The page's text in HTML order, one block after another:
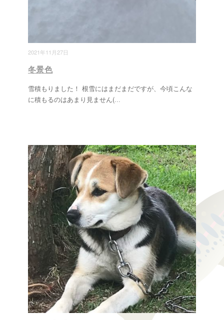
2021年11月27日
冬景色
雪積もりました！ 根雪にはまだまだですが、今頃こんな
に積もるのはあまり見ません(...